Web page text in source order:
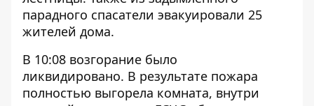
парадного спасатели эвакуировали 25
жителей дома.
В 10:08 возгорание было
ликвидировано. В результате пожара
полностью выгорела комната, внутри